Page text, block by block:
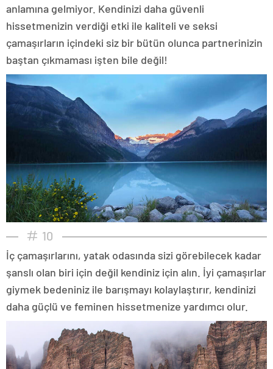
anlamına gelmiyor. Kendinizi daha güvenli
hissetmenizin verdiği etki ile kaliteli ve seksi
çamaşırların içindeki siz bir bütün olunca partnerinizin
baştan çıkmaması işten bile değil!
10
İç çamaşırlarını, yatak odasında sizi görebilecek kadar
şanslı olan biri için değil kendiniz için alın. İyi çamaşırlar
giymek bedeniniz ile barışmayı kolaylaştırır, kendinizi
daha güçlü ve feminen hissetmenize yardımcı olur.